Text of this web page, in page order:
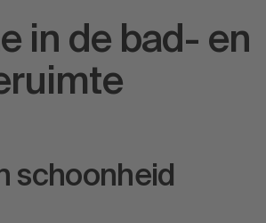
in de bad- en
schoonheid